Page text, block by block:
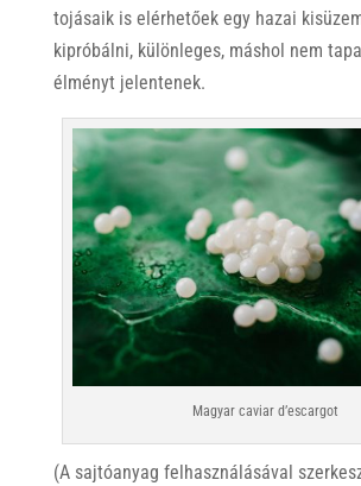
tojásaik is elérhetőek egy hazai
kipróbálni, különleges, máshol nem
élményt jelentenek.
Magyar caviar d’escargot
(A sajtóanyag felhasználásával